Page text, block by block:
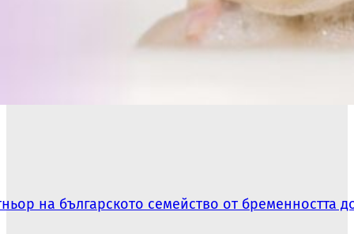
на българското семейство от бременността